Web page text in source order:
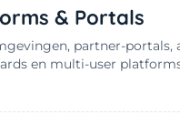
& Portals
partner-portals,
en multi-user